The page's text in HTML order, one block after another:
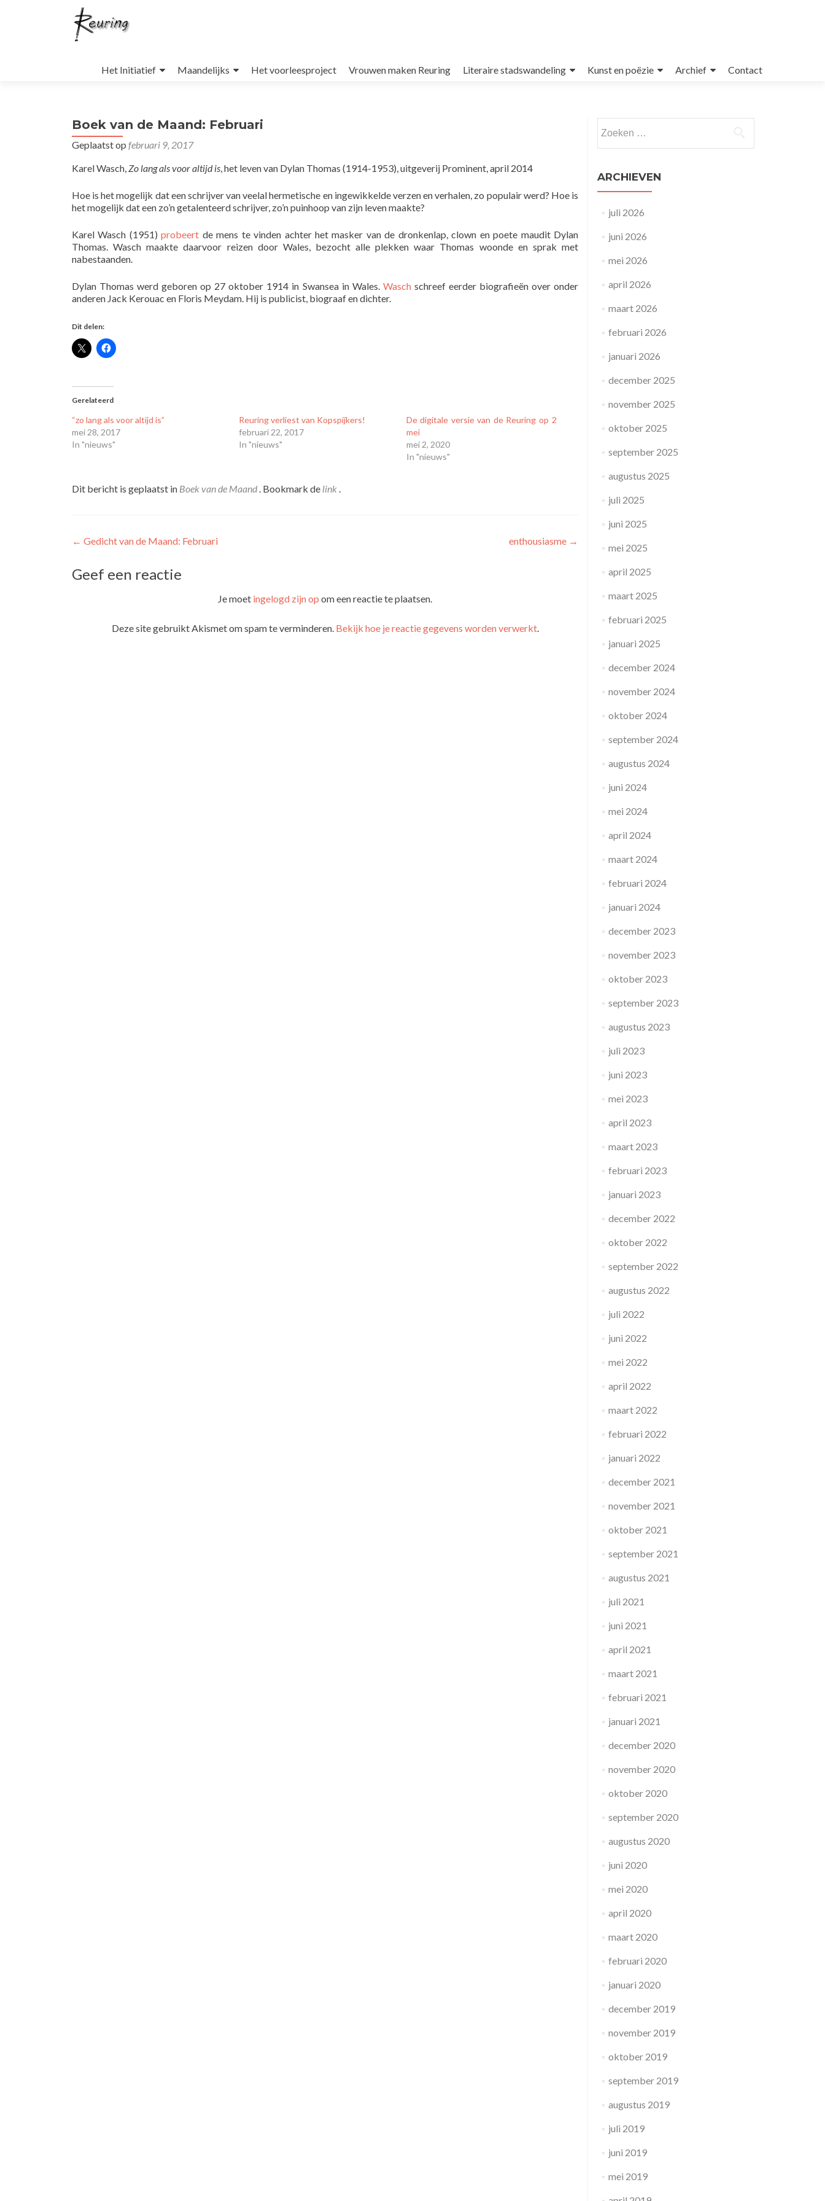
de
Het Initiatief Maandelijks Het voorleesproject Vrouwen maken Reuring Literaire stadswandeling Kunst en poëzie Archief Contact
Boek van de Maand: Februari
Geplaatst op februari 9, 2017
Karel Wasch,Zo lang als voor altijd is, het leven van Dylan Thomas (1914-1953), uitgeverij Prominent, april 2014
Hoe is het mogelijk dat een schrijver van veelal hermetische en ingewikkelde verzen en verhalen, zo populair werd? Hoe is
het mogelijk dat een zo’n getalenteerd schrijver, zo’n puinhoop van zijn leven maakte?
Karel Wasch (1951)probeert de mens te vinden achter het masker van de dronkenlap, clown en poete maudit Dylan
Thomas. Wasch maakte daarvoor reizen door Wales, bezocht alle plekken waar Thomas woonde en sprak met
nabestaanden.
Dylan Thomas werd geboren op 27 oktober 1914 in Swansea in Wales. Waschschreef eerder biografieën over onder
anderen Jack Kerouac en Floris Meydam. Hij is publicist, biograaf en dichter.
Dit delen:
Gerelateerd
“zo lang als voor altijd is”
mei 28, 2017
In "nieuws"
Reuring verliest van Kopspijkers!
februari 22, 2017
In "nieuws"
De digitale versie van de Reuring op 2
mei
mei 2, 2020
In "nieuws"
Dit bericht is geplaatst in Boek van de Maand . Bookmark de link .
Bericht
navigatie
← Gedicht van de Maand: Februari enthousiasme →
Geef een reactie
Je moet ingelogd zijn op om een reactie te plaatsen.
Deze site gebruikt Akismet om spam te verminderen. Bekijk hoe je reactie gegevens worden verwerkt.
naar:
ARCHIEVEN
juli 2026
juni 2026
mei 2026
april 2026
maart 2026
februari 2026
januari 2026
december 2025
november 2025
oktober 2025
september 2025
augustus 2025
juli 2025
juni 2025
mei 2025
april 2025
maart 2025
februari 2025
januari 2025
december 2024
november 2024
oktober 2024
september 2024
augustus 2024
juni 2024
mei 2024
april 2024
maart 2024
februari 2024
januari 2024
december 2023
november 2023
oktober 2023
september 2023
augustus 2023
juli 2023
juni 2023
mei 2023
april 2023
maart 2023
februari 2023
januari 2023
december 2022
oktober 2022
september 2022
augustus 2022
juli 2022
juni 2022
mei 2022
april 2022
maart 2022
februari 2022
januari 2022
december 2021
november 2021
oktober 2021
september 2021
augustus 2021
juli 2021
juni 2021
april 2021
maart 2021
februari 2021
januari 2021
december 2020
november 2020
oktober 2020
september 2020
augustus 2020
juni 2020
mei 2020
april 2020
maart 2020
februari 2020
januari 2020
december 2019
november 2019
oktober 2019
september 2019
augustus 2019
juli 2019
juni 2019
mei 2019